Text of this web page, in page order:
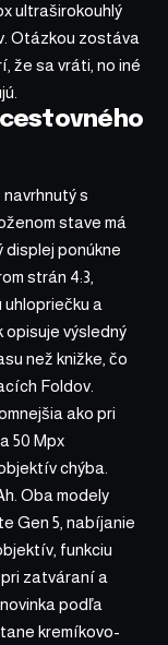
ultraširokouhlý
Otázkou zostáva
že sa vráti, no iné
s
stave má
displej ponúkne
strán 4:3,
a
opisuje výsledný
než knižke, čo
Foldov.
ako pri
50 Mpx
chýba.
Oba modely
Gen 5, nabíjanie
funkciu
zatváraní a
podľa
kremíkovo-